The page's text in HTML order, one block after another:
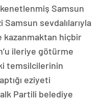
Samsun
sevdalılarıyla
hiçbir
ileriye götürme
temsilcilerinin
eziyeti
Partili belediye